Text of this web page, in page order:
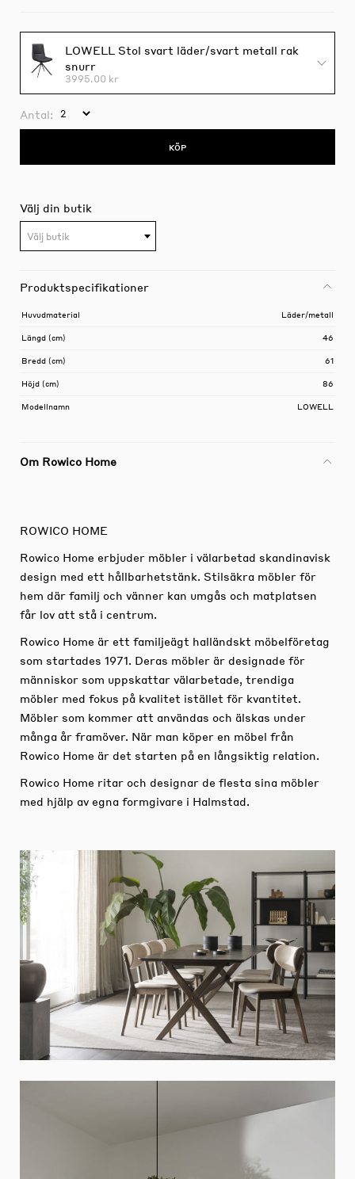
LOWELL Stol svart läder/svart metall rak
snurr
3995.00 kr
Antal:
KÖP
Välj din butik
Välj butik
Produktspecifikationer
Huvudmaterial Läder/metall
Längd (cm) 46
Bredd (cm) 61
Höjd (cm) 86
Modellnamn LOWELL
Om Rowico Home
ROWICO HOME
Rowico Home erbjuder möbler i välarbetad skandinavisk
design med ett hållbarhetstänk. Stilsäkra möbler för
hem där familj och vänner kan umgås och matplatsen
får lov att stå i centrum.
Rowico Home är ett familjeägt halländskt möbelföretag
som startades 1971. Deras möbler är designade för
människor som uppskattar välarbetade, trendiga
möbler med fokus på kvalitet istället för kvantitet.
Möbler som kommer att användas och älskas under
många år framöver. När man köper en möbel från
Rowico Home är det starten på en långsiktig relation.
Rowico Home ritar och designar de flesta sina möbler
med hjälp av egna formgivare i Halmstad.